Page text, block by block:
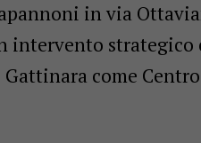
in via
intervento
come